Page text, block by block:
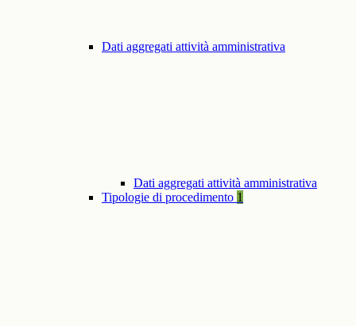
Dati aggregati attività amministrativa
Dati aggregati attività amministrativa
Tipologie di procedimento 1